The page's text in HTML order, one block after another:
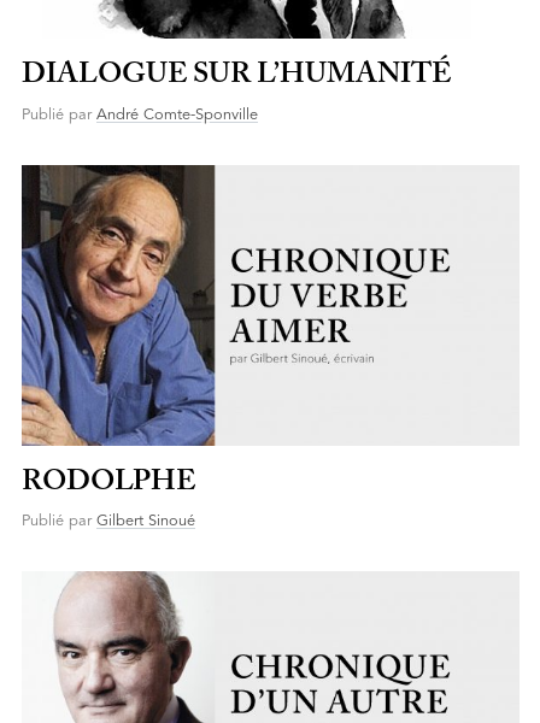
DIALOGUE SUR L’HUMANITÉ
Publié par André Comte-Sponville
RODOLPHE
Publié par Gilbert Sinoué